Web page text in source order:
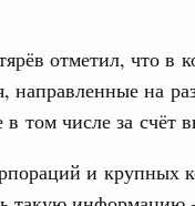
отметил, что в
направленные на
в том числе за счёт
и крупных
Кравцов
на
политики
Ярославскую